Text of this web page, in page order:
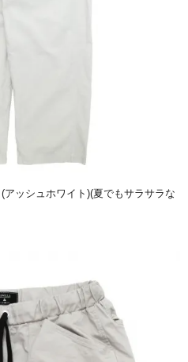
ッシュホワイト)(夏でもサラサラな